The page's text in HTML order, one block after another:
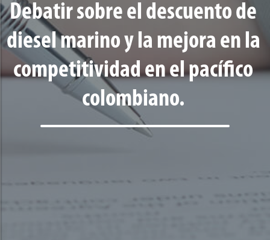
Debatir sobre el descuento de
diesel marino y la mejora en la
competitividad en el pacífico
colombiano.